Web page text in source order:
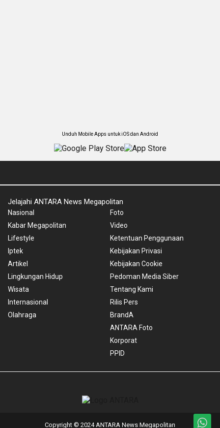
Unduh Mobile Apps untuk iOS dan Android
Jelajahi ANTARA News Megapolitan
Nasional
Kabar Megapolitan
Lifestyle
Iptek
Artikel
Lingkungan Hidup
Wisata
Internasional
Olahraga
Foto
Video
Ketentuan Penggunaan
Kebijakan Privasi
Kebijakan Cookie
Pedoman Media Siber
Tentang Kami
Rilis Pers
BrandA
ANTARA Foto
Korporat
PPID
Copyright © 2024 ANTARA News Megapolitan